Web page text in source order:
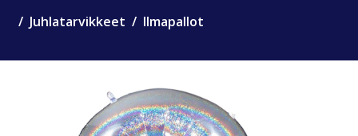
Juhlatarvikkeet Ilmapallot